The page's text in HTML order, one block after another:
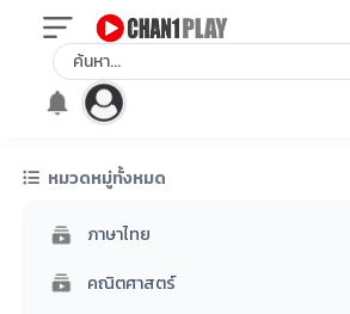
หมวดหมู่ทั้งหมด
ภาษาไทย
คณิตศาสตร์